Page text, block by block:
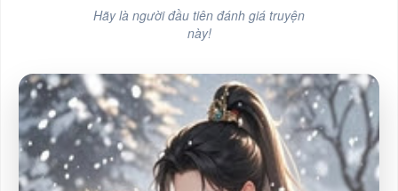
Hãy là người đầu tiên đánh giá truyện
này!